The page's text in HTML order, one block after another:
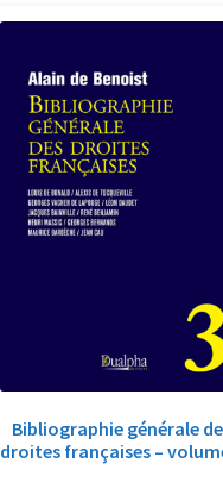
récent
plus
ancien
Bibliographie générale
droites françaises –